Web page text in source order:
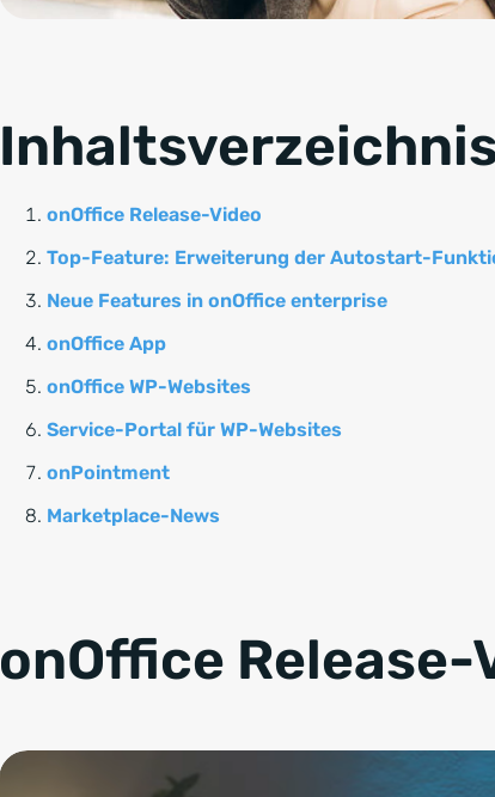
onOffice Release-Video
Top-Feature: Erweiterung der Autostart-
Neue Features in onOffice enterprise
onOffice App
onOffice WP-Websites
Service-Portal für WP-Websites
onPointment
Marketplace-News
onOffice Release-